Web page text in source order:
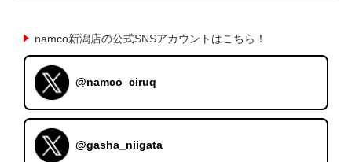
namco新潟店の公式SNSアカウントはこちら！
@namco_ciruq
@gasha_niigata